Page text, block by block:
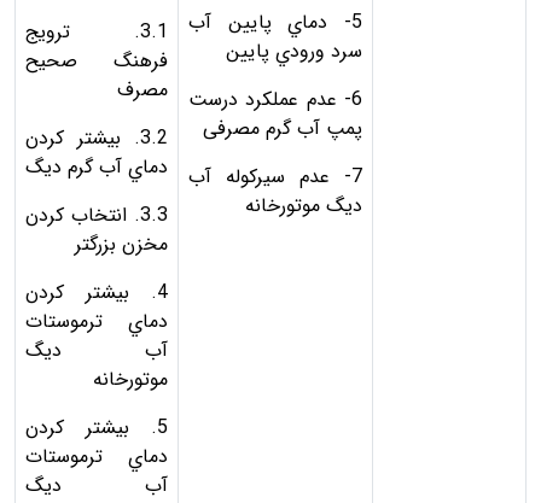
5- دماي پایین آب
سرد ورودي پايين
6- عدم عملکرد درست
پمپ آب گرم مصرفی
7- عدم سيركوله آب
ديگ موتورخانه
3.1. ترويج
فرهنگ صحیح
مصرف
3.2. بیشتر کردن
دماي آب گرم ديگ
3.3. انتخاب کردن
مخزن بزرگتر
4. بیشتر کردن
دماي ترموستات
آب ديگ
موتورخانه
5. بیشتر کردن
دماي ترموستات
آب ديگ